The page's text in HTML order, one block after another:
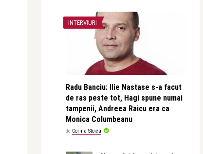
INTERVIURI
Radu Banciu: Ilie Nastase s-a facut
de ras peste tot, Hagi spune numai
tampenii, Andreea Raicu era ca
Monica Columbeanu
de Corina Stoica